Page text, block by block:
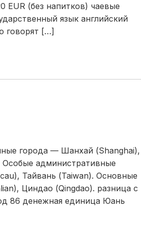
EUR (без напитков) чаевые
язык английский
говорят […]
города — Шанхай (Shanghai),
Особые административные
Тайвань (Taiwan). Основные
Циндао (Qingdao). разница с
86 денежная единица Юань